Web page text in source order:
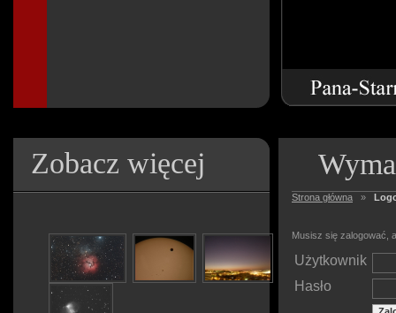
Zobacz więcej
Strona główna »
Musisz się zalogować,
Użytkownik
Hasło